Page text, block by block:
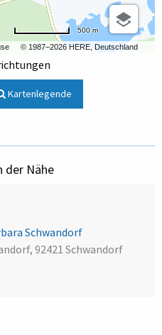
© 1987–2026 HERE, Deutschland
500 m
Kartenlegende
der Nähe
Schwandorf
92421 Schwandorf